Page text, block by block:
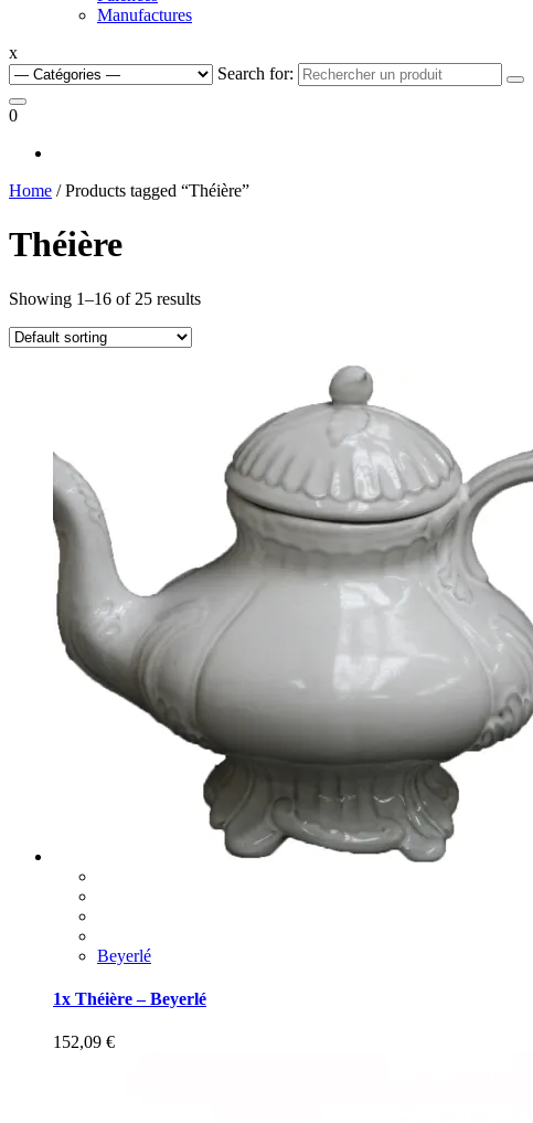
Manufactures
x
Search for:
0
Home / Products tagged “Théière”
Théière
Showing 1–16 of 25 results
Beyerlé
1x Théière – Beyerlé
152,09 €